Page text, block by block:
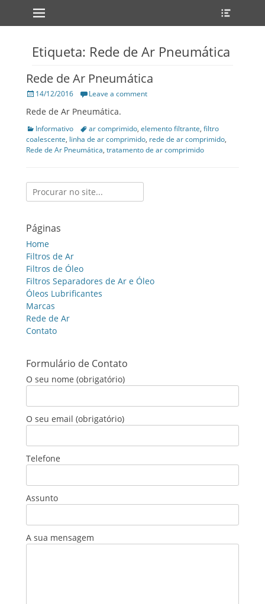
Primary Menu
Skip
to
Etiqueta: Rede de Ar Pneumática
Rede de Ar Pneumática
Posted
14/12/2016 Leave a comment
Rede de Ar Pneumática.
Categories
Informativo Tagsar comprimido, elemento filtrante, filtro
coalescente, linha de ar comprimido, rede de ar comprimido,
Rede de Ar Pneumática, tratamento de ar comprimido
Search
for:
Páginas
Home
Filtros de Ar
Filtros de Óleo
Filtros Separadores de Ar e Óleo
Óleos Lubrificantes
Marcas
Rede de Ar
Contato
Formulário de Contato
O seu nome (obrigatório)
O seu email (obrigatório)
Telefone
Assunto
A sua mensagem